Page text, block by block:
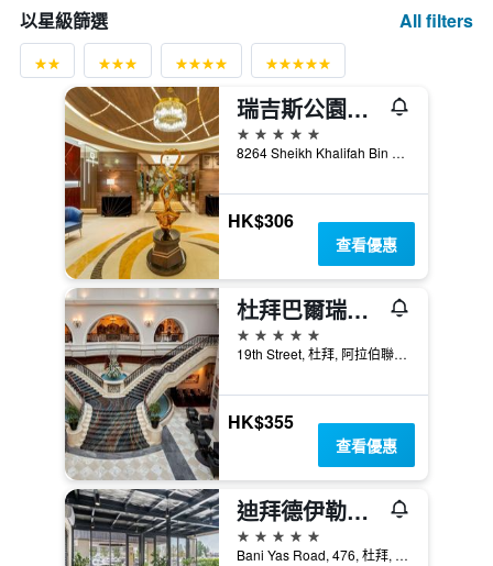
以星級篩選 All filters
瑞吉斯公園克里斯金酒店
5星級
8264 Sheikh Khalifah Bin Zayed ST. Opp Burjuman Centre Dubai City, 杜拜, 阿拉伯聯合大公國
HK$306
查看優惠
杜拜巴爾瑞享公寓酒店 - 杜拜
5星級
19th Street, 杜拜, 阿拉伯聯合大公國
HK$355
查看優惠
迪拜德伊勒河麗笙酒店
5星級
Bani Yas Road, 476, 杜拜, 阿拉伯聯合大公國